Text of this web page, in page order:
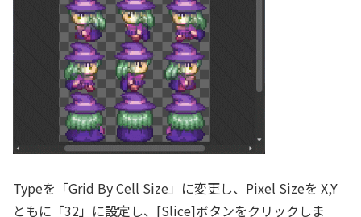
Typeを「Grid By Cell Size」に変更し、Pixel Sizeを X,Y
ともに「32」に設定し、[Slice]ボタンをクリックしま